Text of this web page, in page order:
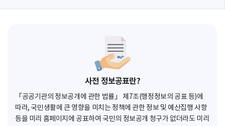
사전 정보공표란?
「공공기관의 정보공개에 관한 법률」 제7조(행정정보의 공표 등)에
따라, 국민생활에 큰 영향을 미치는 정책에 관한 정보 및 예산집행 사항
등을 미리 홈페이지에 공표하여 국민의 정보공개 청구가 없더라도 미리